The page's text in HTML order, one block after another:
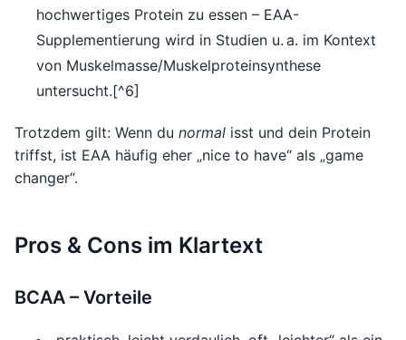
hochwertiges Protein zu essen – EAA-
Supplementierung wird in Studien u. a. im Kontext
von Muskelmasse/Muskelproteinsynthese
untersucht.[^6]
Trotzdem gilt: Wenn du normal isst und dein Protein
triffst, ist EAA häufig eher „nice to have“ als „game
changer“.
Pros & Cons im Klartext
BCAA – Vorteile